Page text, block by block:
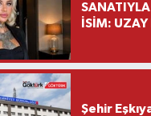
İSİM:
Şehir